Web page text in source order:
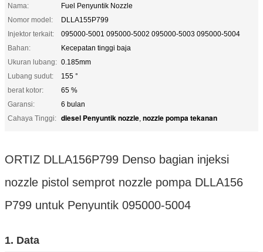
Nama:
Fuel Penyuntik Nozzle
Nomor model:
DLLA155P799
Injektor terkait:
095000-5001 095000-5002 095000-5003 095000-5004
Bahan:
Kecepatan tinggi baja
Ukuran lubang: 0.185mm
Lubang sudut:
155 °
berat kotor:
65 %
Garansi:
6 bulan
Cahaya Tinggi: diesel Penyuntik nozzle, nozzle pompa tekanan
ORTIZ DLLA156P799 Denso bagian injeksi
nozzle pistol semprot nozzle pompa DLLA156
P799 untuk Penyuntik 095000-5004
1. Data